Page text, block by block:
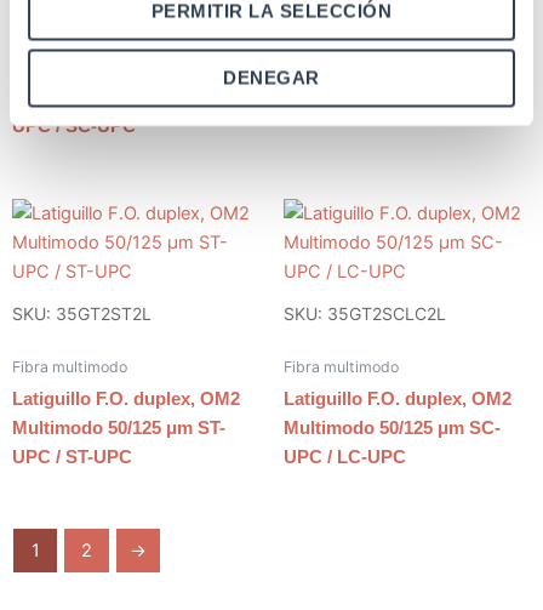
PERMITIR LA SELECCIÓN
DENEGAR
Fibra multimodo
Latiguillo F.O. duplex, OM2
UPC / SC-UPC
Latiguillo F.O. duplex, OM2
Multimodo 50/125 μm ST-
UPC / LC-UPC
SKU: 35GT2ST2L
Fibra multimodo
Latiguillo F.O. duplex, OM2
Multimodo 50/125 μm ST-
UPC / ST-UPC
SKU: 35GT2SCLC2L
Fibra multimodo
Latiguillo F.O. duplex, OM2
Multimodo 50/125 μm SC-
UPC / LC-UPC
1 2 →